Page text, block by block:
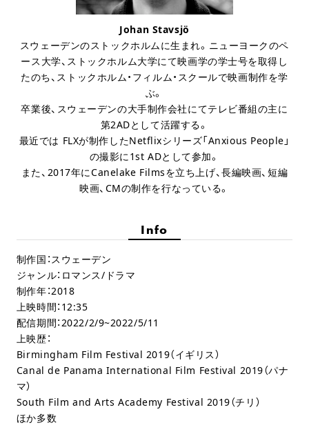
Johan Stavsjö
スウェーデンのストックホルムに生まれ。ニューヨークのペ
ース大学、ストックホルム大学にて映画学の学士号を取得し
たのち、ストックホルム・フィルム・スクールで映画制作を学
ぶ。
卒業後、スウェーデンの大手制作会社にてテレビ番組の主に
第2ADとして活躍する。
最近では FLXが制作したNetflixシリーズ「Anxious People」
の撮影に1st ADとして参加。
また、2017年にCanelake Filmsを立ち上げ、長編映画、短編
映画、CMの制作を行なっている。
Info
制作国：スウェーデン
ジャンル：ロマンス/ドラマ
制作年：2018
上映時間：12:35
配信期間：2022/2/9~2022/5/11
上映歴：
Birmingham Film Festival 2019（イギリス）
Canal de Panama International Film Festival 2019（パナ
マ）
South Film and Arts Academy Festival 2019（チリ）
ほか多数